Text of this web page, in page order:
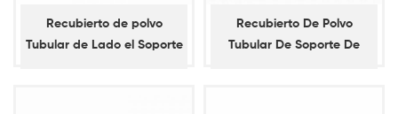
Recubierto de polvo
Tubular de Lado el Soporte
Recubierto De Polvo
Tubular De Soporte De